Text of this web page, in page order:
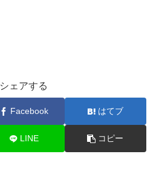
シェアする
Facebook はてブ
LINE コピー